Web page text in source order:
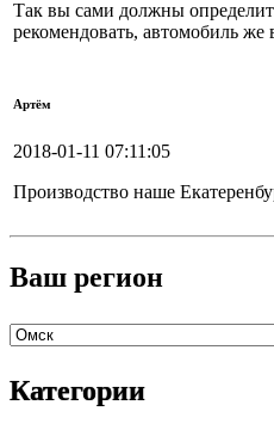
Так вы сами должны
рекомендовать, автомобиль же
Артём
2018-01-11 07:11:05
Производство наше
Ваш регион
Категории